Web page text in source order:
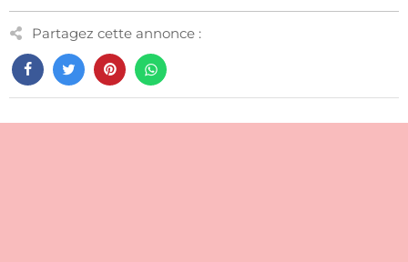
Partagez cette annonce :